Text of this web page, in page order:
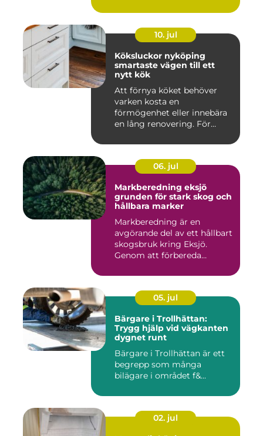
10. jul
Köksluckor nyköping
smartaste vägen till ett
nytt kök
Att förnya köket behöver
varken kosta en
förmögenhet eller innebära
en lång renovering. För
06. jul
Markberedning eksjö
grunden för stark skog och
hållbara marker
Markberedning är en
avgörande del av ett hållbart
skogsbruk kring Eksjö.
Genom att förbereda
05. jul
Bärgare i Trollhättan:
Trygg hjälp vid vägkanten
dygnet runt
Bärgare i Trollhättan är ett
begrepp som många
bilägare i området f&...
02. jul